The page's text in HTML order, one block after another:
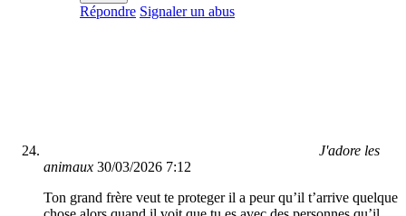
Répondre Signaler un abus
J'adore les
animaux 30/03/2026 7:12
Ton grand frère veut te proteger il a peur qu’il t’arrive quelque